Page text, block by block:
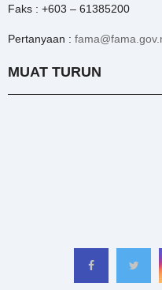
Faks : +603 – 61385200
Pertanyaan :
MUAT TURUN